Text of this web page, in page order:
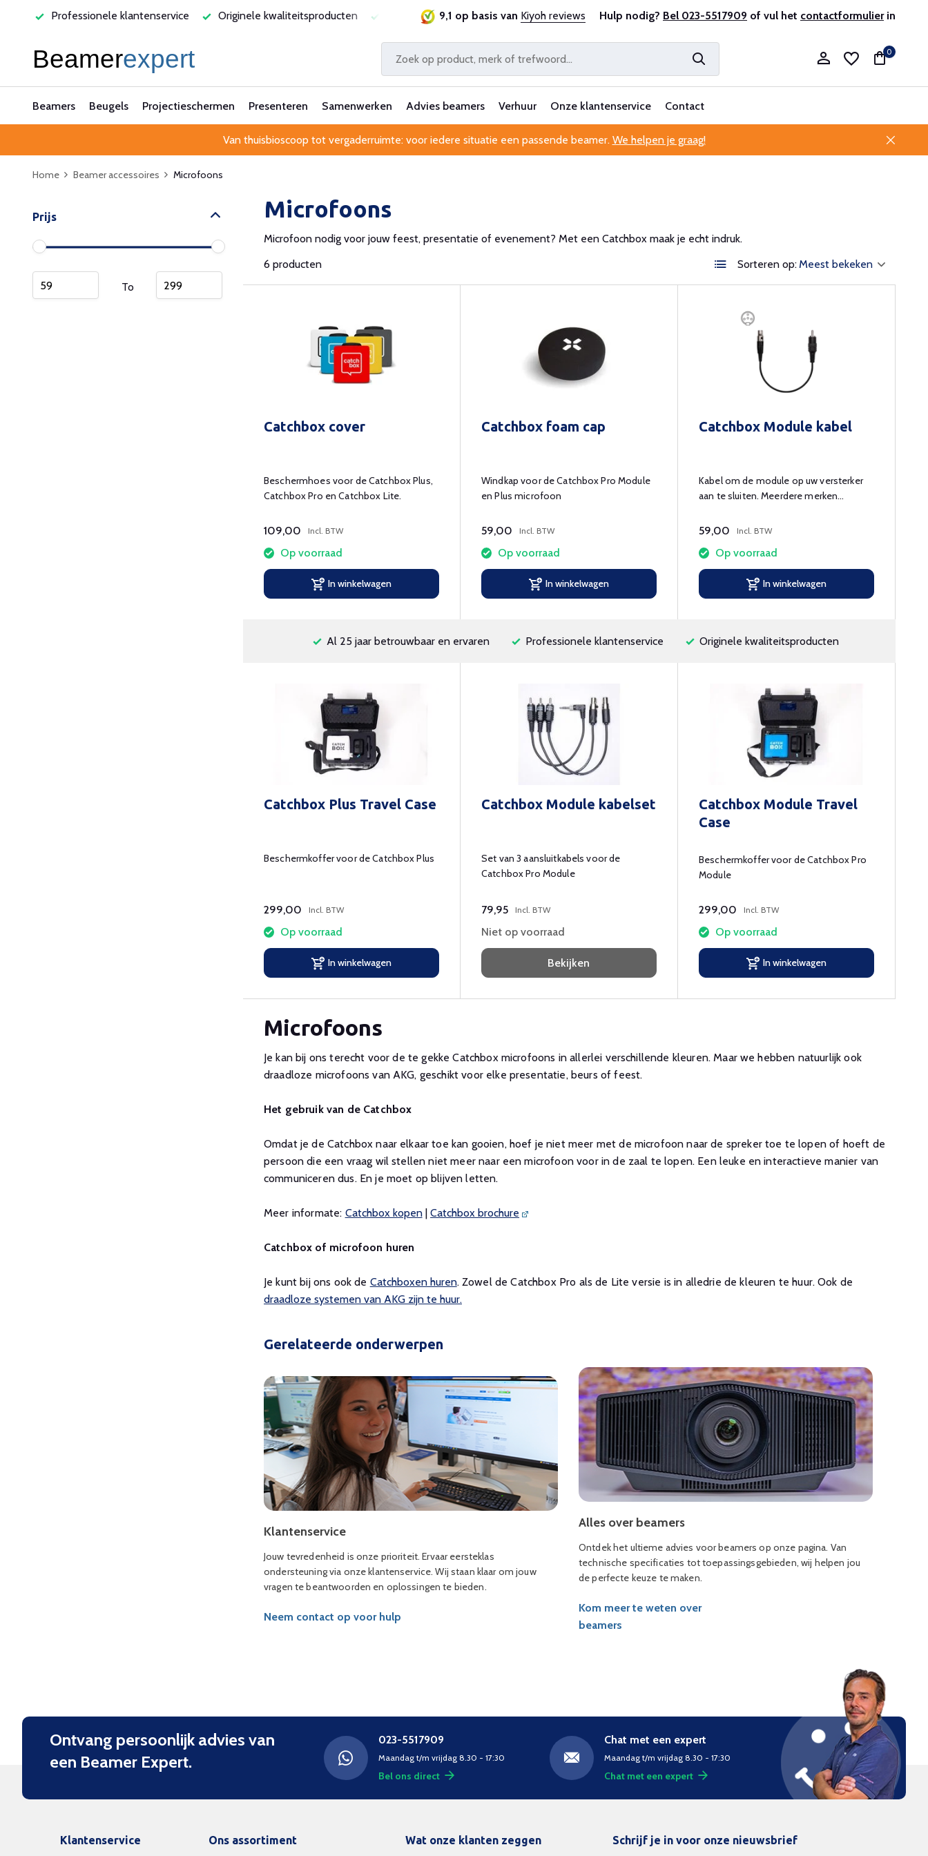
Professionele klantenservice Originele kwaliteitsproducten Laagste prijsgarantie Al 25 jaar betrouwbaar en ervaren Professionele klantenservice
9,1 op basis van Kiyoh reviews Hulp nodig? Bel 023-5517909 of vul het contactformulierin
0
Beamers Beugels Projectieschermen Presenteren Samenwerken Advies beamers Verhuur Onze klantenservice Contact
Van thuisbioscoop tot vergaderruimte: voor iedere situatie een passende beamer. We helpen je graag!
Home Beamer accessoires Microfoons
Prijs
To
Microfoons
Microfoon nodig voor jouw feest, presentatie of evenement? Met een Catchbox maak je echt indruk.
6 producten
Sorteren op:
Catchbox cover
Beschermhoes voor de Catchbox Plus,
Catchbox Pro en Catchbox Lite.
109,00 Incl. BTW
Op voorraad
In winkelwagen
Catchbox foam cap
Windkap voor de Catchbox Pro Module
en Plus microfoon
59,00 Incl. BTW
Op voorraad
In winkelwagen
Catchbox Module kabel
Kabel om de module op uw versterker
aan te sluiten. Meerdere merken
59,00 Incl. BTW
Op voorraad
In winkelwagen
Al 25 jaar betrouwbaar en ervaren Professionele klantenservice Originele kwaliteitsproducten
Catchbox Plus Travel Case
Beschermkoffer voor de Catchbox Plus
299,00 Incl. BTW
Op voorraad
In winkelwagen
Catchbox Module kabelset
Set van 3 aansluitkabels voor de
Catchbox Pro Module
79,95 Incl. BTW
Niet op voorraad
Bekijken
Catchbox Module Travel
Case
Beschermkoffer voor de Catchbox Pro
Module
299,00 Incl. BTW
Op voorraad
In winkelwagen
Microfoons
Je kan bij ons terecht voor de te gekke Catchbox microfoons in allerlei verschillende kleuren. Maar we hebben natuurlijk ook
draadloze microfoons van AKG, geschikt voor elke presentatie, beurs of feest.
Het gebruik van de Catchbox
Omdat je de Catchbox naar elkaar toe kan gooien, hoef je niet meer met de microfoon naar de spreker toe te lopen of hoeft de
persoon die een vraag wil stellen niet meer naar een microfoon voor in de zaal te lopen. Een leuke en interactieve manier van
communiceren dus. En je moet op blijven letten.
Meer informate: Catchbox kopen|Catchbox brochure
Catchbox of microfoon huren
Je kunt bij ons ook de Catchboxen huren. Zowel de Catchbox Pro als de Lite versie is in alledrie de kleuren te huur. Ook de
draadloze systemen van AKG zijn te huur.
Gerelateerde onderwerpen
Klantenservice
Jouw tevredenheid is onze prioriteit. Ervaar eersteklas
ondersteuning via onze klantenservice. Wij staan klaar om jouw
vragen te beantwoorden en oplossingen te bieden.
Neem contact op voor hulp
Alles over beamers
Ontdek het ultieme advies voor beamers op onze pagina. Van
technische specificaties tot toepassingsgebieden, wij helpen jou
de perfecte keuze te maken.
Kom meer te weten over
beamers
Ontvang persoonlijk advies van
een Beamer Expert.
023-5517909
Maandag t/m vrijdag 8.30 - 17:30
Bel ons direct
Chat met een expert
Maandag t/m vrijdag 8.30 - 17:30
Chat met een expert
Klantenservice
Ons assortiment
Wat onze klanten zeggen Schrijf je in voor onze nieuwsbrief